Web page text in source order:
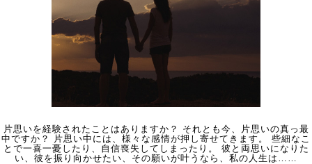
片思いを経験されたことはありますか？ それとも今、片思いの真っ最
中ですか？ 片思い中には、様々な感情が押し寄せてきます。 些細なこ
とで一喜一憂したり、自信喪失してしまったり。 彼と両思いになりた
い、彼を振り向かせたい、その願いが叶うなら、私の人生は……